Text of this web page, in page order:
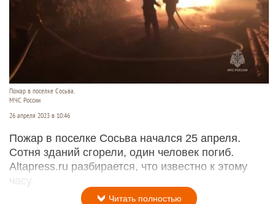
Пожар в поселке Сосьва.
МЧС России
26 апреля 2023 в 10:46
Пожар в поселке Сосьва начался 25 апреля.
Сотня зданий сгорели, один человек погиб.
Altapress.ru разбирается, что известно к этому
часу.
Читать полностью